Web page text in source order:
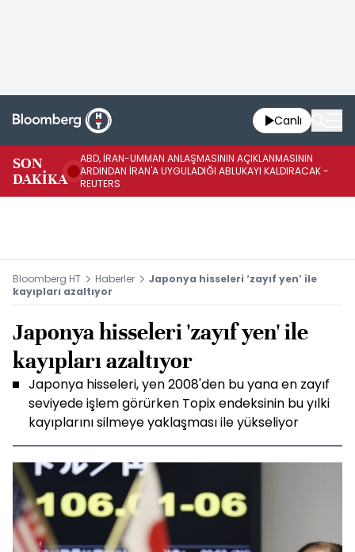
Canlı
SON
DAKİKA
ABD, İRAN-UMMAN ANLAŞMASININ AÇIKLANMASININ
ARDINDAN İRAN'A UYGULADIĞI ABLUKAYI KALDIRACAK -
REUTERS
Bloomberg HT Haberler
Japonya hisseleri ‘zayıf yen’ ile
kayıpları azaltıyor
Japonya hisseleri 'zayıf yen' ile
kayıpları azaltıyor
Japonya hisseleri, yen 2008'den bu yana en zayıf
seviyede işlem görürken Topix endeksinin bu yılki
kayıplarını silmeye yaklaşması ile yükseliyor